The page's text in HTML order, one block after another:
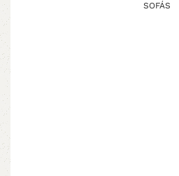
SOFÁS